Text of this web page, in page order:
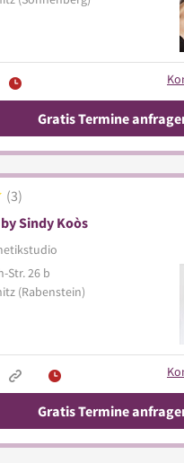
Gratis Termine
Sindy Koòs
3
Str. 26 b
(Rabenstein)
Gratis Termine